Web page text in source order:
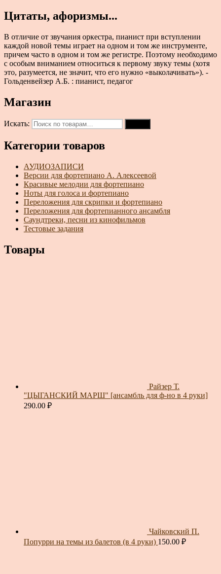
Цитаты, афоризмы...
В отличие от звучания оркестра, пианист при вступлении
каждой новой темы играет на одном и том же инструменте,
причем часто в одном и том же регистре. Поэтому необходимо
с особым вниманием относиться к первому звуку темы (хотя
это, разумеется, не значит, что его нужно «выколачивать»). -
Гольденвейзер А.Б. : пианист, педагог
Магазин
Искать:
Категории товаров
АУДИОЗАПИСИ
Версии для фортепиано А. Алексеевой
Красивые мелодии для фортепиано
Ноты для голоса и фортепиано
Переложения для скрипки и фортепиано
Переложения для фортепианного ансамбля
Саундтреки, песни из кинофильмов
Тестовые задания
Товары
Райзер Т.
"ЦЫГАНСКИЙ МАРШ" [ансамбль для ф-но в 4 руки]
290.00 ₽
Чайковский П.
Попурри на темы из балетов (в 4 руки) 150.00 ₽